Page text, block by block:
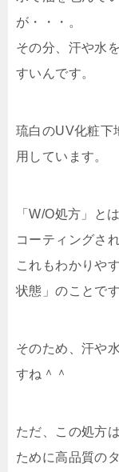
が・・・。
その分、汗や水
すいんです。
琉白のUV化粧下
用しています。
「W/O処方」と
コーティングさ
これもわかりや
状態 」のことで
そのため、汗や
すね＾＾
ただ、この処方
ために高品質の